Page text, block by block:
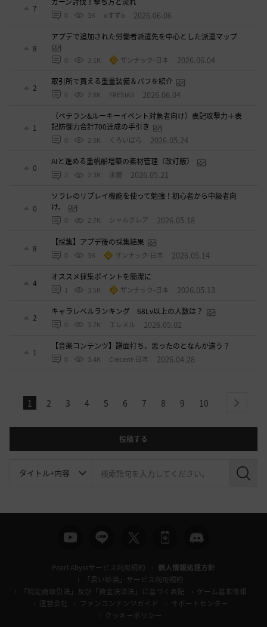
7
0 3K oすずo 2026.06.06
8
アプデで追加された労働者派遣先を中心とした派遣マップ
0 3.1K ザンナック-日本 2026.06.04
2
取引所で買える重量装備＆バフを紹介
0 2.8K FRESIA3 2026.06.04
1
（ベテラン&ルーキーイベント対象者向け）表記攻撃力＋表
記防御力合計700達成の手引き
0 2.5K くろいばら 2026.05.24
0
AIと進める重帆船増築の素材管理（改訂版）
2 2.3K 氷鏡 2026.05.21
0
ソラレのリプレイ機能を使って勉強！初心者から中級者向
け。
0 2.7K シャルグレア 2026.05.18
8
【採集】アプデ後の採集結果
0 3K ザンナック-日本 2026.05.14
4
オススメ採集ポイントを簡潔に
1 3.5K ザンナック-日本 2026.05.13
2
キャラレベルランキング 68Lv以上の人数は？
0 3.7K エレメル 2026.05.02
1
【音楽コンテンツ】譜面打ち、思ったのとなんか違う？
0 3.4K Crecent-日本 2026.04.28
1 2 3 4 5 6 7 8 9 10 next
投稿する
検
Pearl Abyssサービス利用規約
個人情報処理方針
「黒い砂漠」サービス利用規約
「特定商取引法」及び「資金決済法」に基づく表記
ゲーム基本情報
運営会社
ファンコンテンツガイド
サポートセンター
クッキーポリシー